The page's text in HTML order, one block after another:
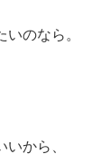
のなら。
から、